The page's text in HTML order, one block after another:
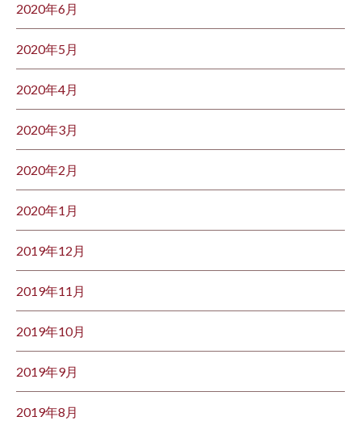
2020年6月
2020年5月
2020年4月
2020年3月
2020年2月
2020年1月
2019年12月
2019年11月
2019年10月
2019年9月
2019年8月